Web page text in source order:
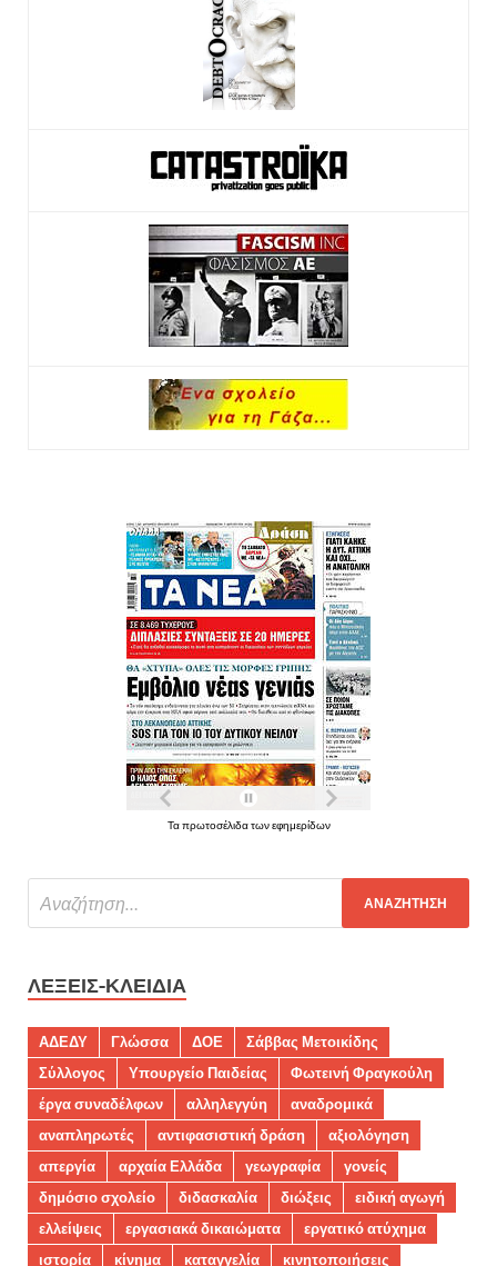
Τα πρωτοσέλιδα των εφημερίδων
ΛΈΞΕΙΣ-ΚΛΕΙΔΙΆ
ΑΔΕΔΥ Γλώσσα ΔΟΕ
Σάββας Μετοικίδης
Σύλλογος
Υπουργείο Παιδείας
Φωτεινή Φραγκούλη
έργα συναδέλφων
αλληλεγγύη
αναδρομικά
αναπληρωτές
αντιφασιστική δράση
αξιολόγηση
απεργία
αρχαία Ελλάδα γεωγραφία
γονείς
δημόσιο σχολείο
διδασκαλία διώξεις
ειδική αγωγή
ελλείψεις
εργασιακά δικαιώματα
εργατικό ατύχημα
ιστορία
κίνημα καταγγελία
κινητοποιήσεις